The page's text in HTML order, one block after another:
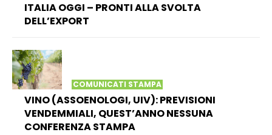
ITALIA OGGI – PRONTI ALLA SVOLTA
DELL’EXPORT
COMUNICATI STAMPA
VINO (ASSOENOLOGI, UIV): PREVISIONI
VENDEMMIALI, QUEST’ANNO NESSUNA
CONFERENZA STAMPA